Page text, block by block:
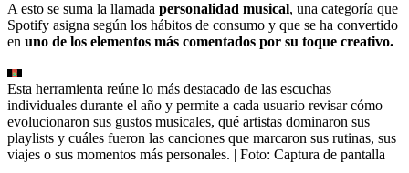
A esto se suma la llamada personalidad musical, una categoría que
Spotify asigna según los hábitos de consumo y que se ha convertido
en uno de los elementos más comentados por su toque creativo.
Esta herramienta reúne lo más destacado de las escuchas
individuales durante el año y permite a cada usuario revisar cómo
evolucionaron sus gustos musicales, qué artistas dominaron sus
playlists y cuáles fueron las canciones que marcaron sus rutinas, sus
viajes o sus momentos más personales. | Foto: Captura de pantalla